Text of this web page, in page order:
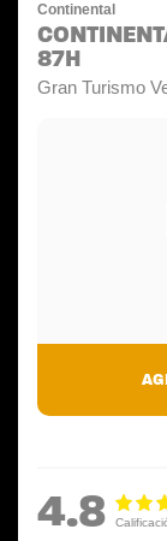
Continental
87H
Gran Turismo
4.8